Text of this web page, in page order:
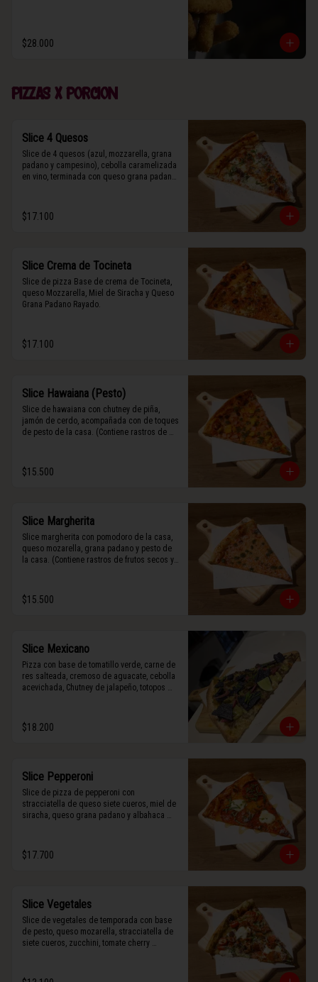
$28.000
Pizzas x porcion
Slice 4 Quesos
Slice de 4 quesos (azul, mozzarella, grana
padano y campesino), cebolla caramelizada
en vino, terminada con queso grana padano
$17.100
Slice Crema de Tocineta
Slice de pizza Base de crema de Tocineta,
queso Mozzarella, Miel de Siracha y Queso
Grana Padano Rayado.
$17.100
Slice Hawaiana (Pesto)
Slice de hawaiana con chutney de piña,
jamón de cerdo, acompañada con de toques
de pesto de la casa. (Contiene rastros de
$15.500
Slice Margherita
Slice margherita con pomodoro de la casa,
queso mozarella, grana padano y pesto de
la casa. (Contiene rastros de frutos secos y
$15.500
Slice Mexicano
Pizza con base de tomatillo verde, carne de
res salteada, cremoso de aguacate, cebolla
acevichada, Chutney de jalapeño, totopos
$18.200
Slice Pepperoni
Slice de pizza de pepperoni con
stracciatella de queso siete cueros, miel de
siracha, queso grana padano y albahaca
$17.700
Slice Vegetales
Slice de vegetales de temporada con base
de pesto, queso mozarella, stracciatella de
siete cueros, zucchini, tomate cherry
fresca.